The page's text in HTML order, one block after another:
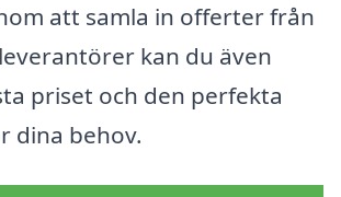
att samla in offerter från
kan du även
priset och den perfekta
dina behov.